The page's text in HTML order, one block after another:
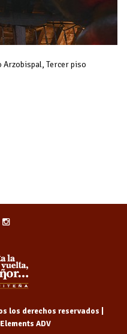
Arzobispal, Tercer piso
los derechos reservados |
ADV